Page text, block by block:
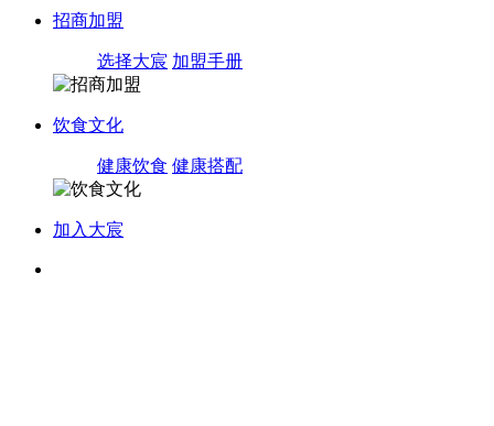
招商加盟
选择大宸 加盟手册
饮食文化
健康饮食 健康搭配
加入大宸